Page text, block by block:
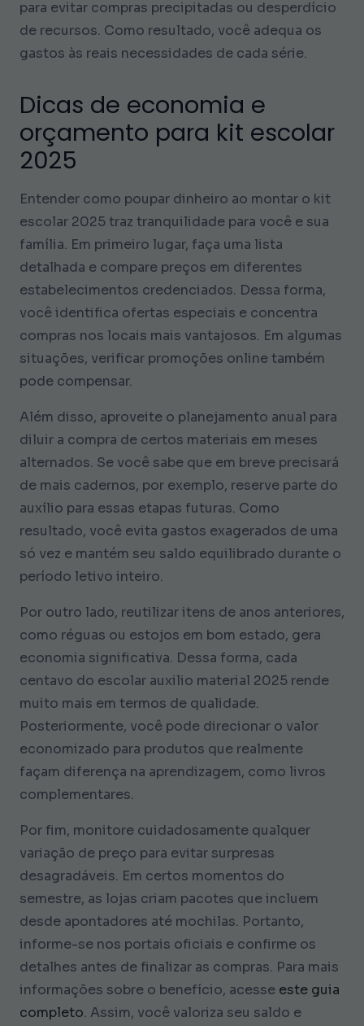
para evitar compras precipitadas ou desperdício
de recursos. Como resultado, você adequa os
gastos às reais necessidades de cada série.
Dicas de economia e
orçamento para kit escolar
2025
Entender como poupar dinheiro ao montar o kit
escolar 2025 traz tranquilidade para você e sua
família. Em primeiro lugar, faça uma lista
detalhada e compare preços em diferentes
estabelecimentos credenciados. Dessa forma,
você identifica ofertas especiais e concentra
compras nos locais mais vantajosos. Em algumas
situações, verificar promoções online também
pode compensar.
Além disso, aproveite o planejamento anual para
diluir a compra de certos materiais em meses
alternados. Se você sabe que em breve precisará
de mais cadernos, por exemplo, reserve parte do
auxílio para essas etapas futuras. Como
resultado, você evita gastos exagerados de uma
só vez e mantém seu saldo equilibrado durante o
período letivo inteiro.
Por outro lado, reutilizar itens de anos anteriores,
como réguas ou estojos em bom estado, gera
economia significativa. Dessa forma, cada
centavo do escolar auxilio material 2025 rende
muito mais em termos de qualidade.
Posteriormente, você pode direcionar o valor
economizado para produtos que realmente
façam diferença na aprendizagem, como livros
complementares.
Por fim, monitore cuidadosamente qualquer
variação de preço para evitar surpresas
desagradáveis. Em certos momentos do
semestre, as lojas criam pacotes que incluem
desde apontadores até mochilas. Portanto,
informe-se nos portais oficiais e confirme os
detalhes antes de finalizar as compras. Para mais
informações sobre o benefício, acesse este guia
completo. Assim, você valoriza seu saldo e